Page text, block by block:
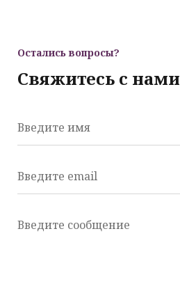
Остались вопросы?
Свяжитесь с нами
Введите имя
Введите email
Введите сообщение